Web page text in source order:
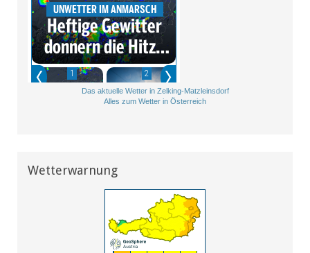
Das aktuelle Wetter in Zelking-Matzleinsdorf
Alles zum Wetter in Österreich
Wetterwarnung